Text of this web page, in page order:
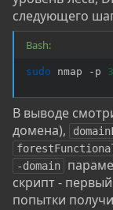
следующего
Bash:
sudo nmap -p
В выводе
домена),
-domain
скрипт -
попытки